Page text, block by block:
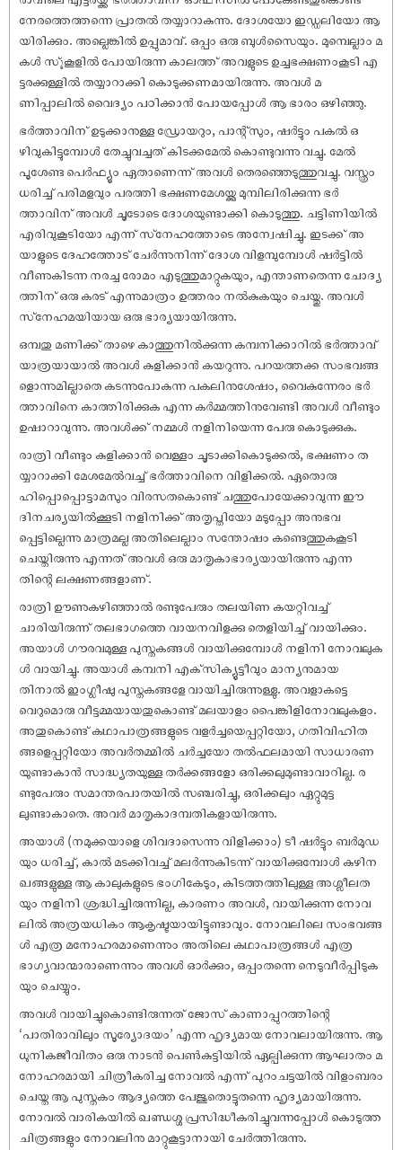
നേരത്തെത്തന്നെ പ്രാതൽ തയ്യാറാകുന്നു. ദോശയോ ഇഡ്ഡലിയോ ആ
യിരിക്കും. അല്ലെങ്കിൽ ഉപ്പുമാവ്. ഒപ്പം ഒരു ബുൾസൈയും. മുമ്പെല്ലാം മ
കൾ സ്ൂകൂളിൽ പോയിരുന്ന കാലത്ത് അവളുടെ ഉച്ചഭക്ഷണംകൂടി എ
ട്ടരക്കുള്ളിൽ തയ്യാറാക്കി കൊടുക്കണമായിരുന്നു. അവൾ മ
ണിപ്പാലിൽ വൈദ്യം പഠിക്കാൻ പോയപ്പോൾ ആ ഭാരം ഒഴിഞ്ഞു.
ഭർത്താവിന് ഉടുക്കാനുള്ള ഡ്രോയറും, പാന്റ്‌സും, ഷർട്ടും പകൽ ഒ
ഴിവുകിട്ടുമ്പോൾ തേച്ചുവച്ചത് കിടക്കമേൽ കൊണ്ടുവന്നു വച്ചു. മേൽ
പൂശേണ്ട പെർഫ്യൂം ഏതാണെന്ന് അവൾ തെരഞ്ഞെടുത്തുവച്ചു. വസ്ത്രം
ധരിച്ച് പരിമളവും പരത്തി ഭക്ഷണമേശയ്ക്കു മുമ്പിലിരിക്കുന്ന ഭർ
ത്താവിന് അവൾ ചൂടോടെ ദോശയുണ്ടാക്കി കൊടുത്തു. ചട്ടിണിയിൽ
എരിവുകൂടിയോ എന്ന് സ്‌നേഹത്തോടെ അന്വേഷിച്ചു. ഇടക്ക് അ
യാളുടെ ദേഹത്തോട് ചേർന്നുനിന്ന് ദോശ വിളമ്പുമ്പോൾ ഷർട്ടിൽ
വീണുകിടന്ന നരച്ച രോമം എടുത്തുമാറ്റുകയും, എന്താണതെന്ന ചോദ്യ
ത്തിന് ഒരു കരട് എന്നുമാത്രം ഉത്തരം നൽകുകയും ചെയ്തു. അവൾ
സ്‌നേഹമയിയായ ഒരു ഭാര്യയായിരുന്നു.
ഒമ്പതു മണിക്ക് താഴെ കാത്തുനിൽക്കുന്ന കമ്പനിക്കാറിൽ ഭർത്താവ്
യാത്രയായാൽ അവൾ കുളിക്കാൻ കയറുന്നു. പറയത്തക്ക സംഭവങ്ങ
ളൊന്നുമില്ലാതെ കടന്നുപോകുന്ന പകലിനുശേഷം, വൈകുന്നേരം ഭർ
ത്താവിനെ കാത്തിരിക്കുക എന്ന കർമ്മത്തിനുവേണ്ടി അവൾ വീണ്ടും
ഉഷാറാവുന്നു. അവൾക്ക് നമ്മൾ നളിനിയെന്ന പേരു കൊടുക്കുക.
രാത്രി വീണ്ടും കുളിക്കാൻ വെള്ളം ചൂടാക്കികൊടുക്കൽ, ഭക്ഷണം ത
യ്യാറാക്കി മേശമേൽവച്ച് ഭർത്താവിനെ വിളിക്കൽ. ഏതൊരു
ഹിപ്പൊപ്പൊട്ടാമസും വിരസതകൊണ്ട് ചത്തുപോയേക്കാവുന്ന ഈ
ദിനചര്യയിൽക്കൂടി നളിനിക്ക് അതൃപ്തിയോ മടുപ്പോ അനുഭവ
പ്പെട്ടില്ലെന്നു മാത്രമല്ല അതിലെല്ലാം സന്തോഷം കണ്ടെത്തുകകൂടി
ചെയ്തിരുന്നു എന്നത് അവൾ ഒരു മാതൃകാഭാര്യയായിരുന്നു എന്ന
തിന്റെ ലക്ഷണങ്ങളാണ്.
രാത്രി ഊണുകഴിഞ്ഞാൽ രണ്ടുപേരും തലയിണ കയറ്റിവച്ച്
ചാരിയിരുന്ന് തലഭാഗത്തെ വായനവിളക്കു തെളിയിച്ച് വായിക്കും.
അയാൾ ഗൗരവമുള്ള പുസ്തകങ്ങൾ വായിക്കുമ്പോൾ നളിനി നോവലുക
ൾ വായിച്ചു. അയാൾ കമ്പനി എക്‌സിക്യൂട്ടീവും മാന്യനുമായ
തിനാൽ ഇംഗ്ലീഷു പുസ്തകങ്ങളേ വായിച്ചിരുന്നുള്ളു. അവളാകട്ടെ
വെറുമൊരു വീട്ടമ്മയായതുകൊണ്ട് മലയാളം പൈങ്കിളിനോവലുകളം.
അതുകൊണ്ട് കഥാപാത്രങ്ങളുടെ വളർച്ചയെപ്പറ്റിയോ, ഗതിവിഹിത
ങ്ങളെപ്പറ്റിയോ അവർതമ്മിൽ ചർച്ചയോ തൽഫലമായി സാധാരണ
യുണ്ടാകാൻ സാദ്ധ്യതയുള്ള തർക്കങ്ങളോ ഒരിക്കലുമുണ്ടാവാറില്ല. ര
ണ്ടുപേരും സമാന്തരപാതയിൽ സഞ്ചരിച്ചു, ഒരിക്കലും ഏറ്റുമുട്ട
ലുണ്ടാകാതെ. അവർ മാതൃകാദമ്പതികളായിരുന്നു.
അയാൾ (നമുക്കയാളെ ശിവദാസെന്നു വിളിക്കാം) ടീ ഷർട്ടും ബർമുഡ
യും ധരിച്ച്, കാൽ മടക്കിവച്ച് മലർന്നുകിടന്ന് വായിക്കുമ്പോൾ കുഴിന
ഖങ്ങളുള്ള ആ കാലുകളുടെ ഭംഗികേടും, കിടത്തത്തിലുള്ള അശ്ലീലത
യും നളിനി ശ്രദ്ധിച്ചിരുന്നില്ല, കാരണം അവൾ, വായിക്കുന്ന നോവ
ലിൽ അത്രയധികം ആകൃഷ്ടയായിട്ടുണ്ടാവും. നോവലിലെ സംഭവങ്ങ
ൾ എത്ര മനോഹരമാണെന്നും അതിലെ കഥാപാത്രങ്ങൾ എത്ര
ഭാഗ്യവാന്മാരാണെന്നും അവൾ ഓർക്കും, ഒപ്പംതന്നെ നെടുവീർപ്പിടുക
യും ചെയ്യും.
അവൾ വായിച്ചുകൊണ്ടിരുന്നത് ജോസ് കാണാപ്പുറത്തിന്റെ
‘പാതിരാവിലും സൂര്യോദയം’ എന്ന ഹൃദ്യമായ നോവലായിരുന്നു. ആ
ധുനികജീവിതം ഒരു നാടൻ പെൺകുട്ടിയിൽ ഏല്പിക്കുന്ന ആഘാതം മ
നോഹരമായി ചിത്രീകരിച്ച നോവൽ എന്ന് പുറംചട്ടയിൽ വിളംബരം
ചെയ്ത ആ പുസ്തകം ആദ്യത്തെ പേജുതൊട്ടുതന്നെ ഹൃദ്യമായിരുന്നു.
നോവൽ വാരികയിൽ ഖണ്ഡശ്ശ പ്രസിദ്ധീകരിച്ചുവന്നപ്പോൾ കൊടുത്ത
ചിത്രങ്ങളും നോവലിനു മാറ്റുകൂട്ടാനായി ചേർത്തിരുന്നു.